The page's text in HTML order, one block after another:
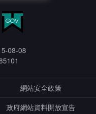
08-08
網站安全政策
政府網站資料開放宣告